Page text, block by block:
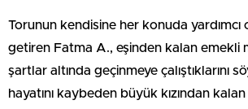
Torunun kendisine her konuda
getiren Fatma A., eşinden kalan emekli
şartlar altında geçinmeye çalıştıklarını
hayatını kaybeden büyük kızından